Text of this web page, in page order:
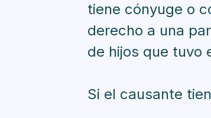
tiene cónyuge o
derecho a una
de hijos que tuvo
Si el causante